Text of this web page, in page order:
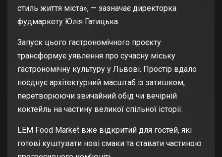
стиль життя міста», — зазначає директорка
фудмаркету Юлія Гатицька.
Запуск цього гастрономічного проєкту
трансформує уявлення про сучасну міську
гастрономічну культуру у Львові. Простір вдало
поєднує архітектурний масштаб із затишком,
перетворюючи звичайний обід чи вечірній
коктейль на частину великої спільної історії.
LEM Food Market вже відкритий для гостей, які
готові куштувати нові смаки та ставати частиною